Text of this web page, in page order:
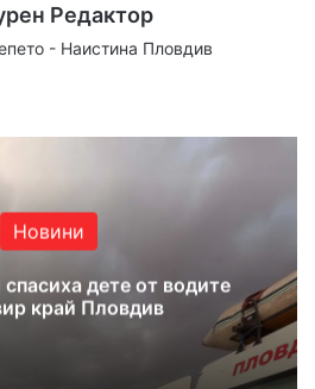
Редактор
- Наистина Пловдив
Новини
дете от водите
край Пловдив